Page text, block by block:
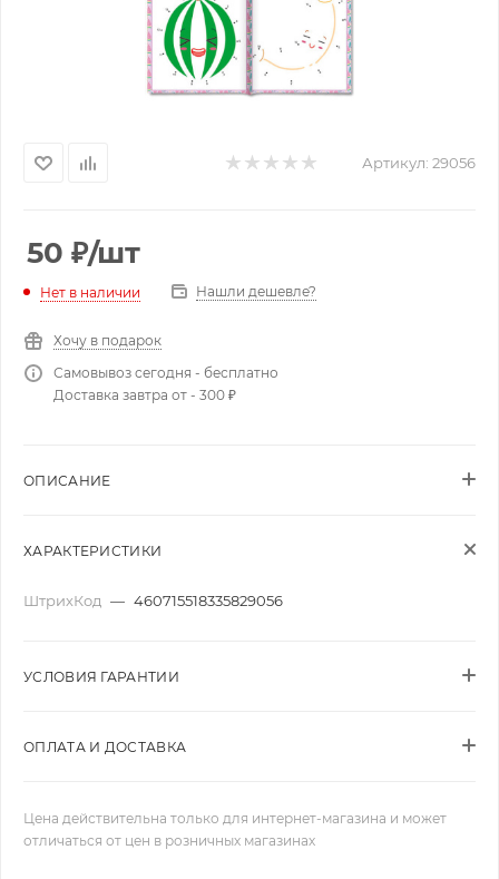
Артикул: 29056
50 ₽/шт
Нет в наличии Нашли дешевле?
Хочу в подарок
Самовывоз сегодня - бесплатно
Доставка завтра от - 300 ₽
ОПИСАНИЕ
ХАРАКТЕРИСТИКИ
ШтрихКод — 460715518335829056
УСЛОВИЯ ГАРАНТИИ
ОПЛАТА И ДОСТАВКА
Цена действительна только для интернет-магазина и может
отличаться от цен в розничных магазинах